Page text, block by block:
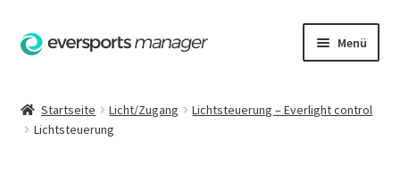
Zur
Navigation
Zum
Inhalt
Menü
AGB
Startseite Licht/Zugang
Lichtsteuerung – Everlight control
Lichtsteuerung